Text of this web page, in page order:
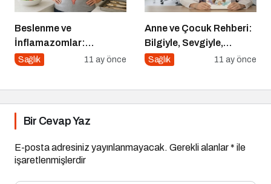
Beslenme ve
İnflamazomlar:
Bağırsaktan Hücre
Sağlık 11 ay önce
Anne ve Çocuk Rehberi:
Bilgiyle, Sevgiyle,
Güvenle
Sağlık 11 ay önce
Bir Cevap Yaz
E-posta adresiniz yayınlanmayacak. Gerekli alanlar* ile
işaretlenmişlerdir